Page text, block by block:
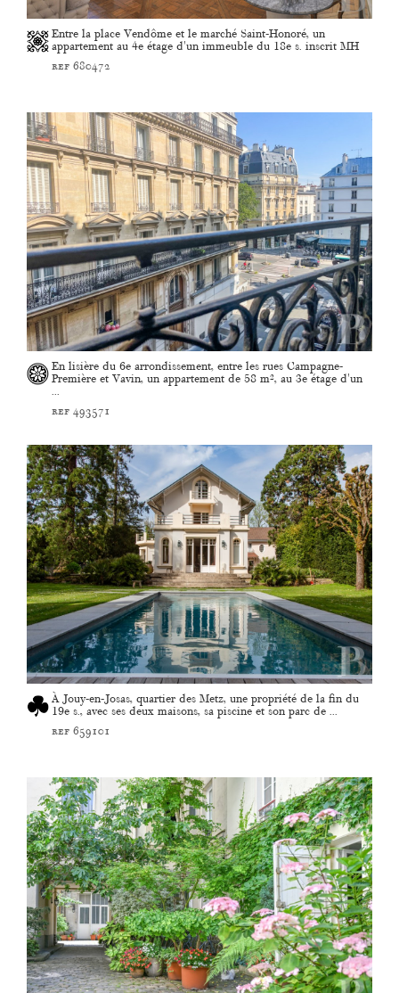
Entre la place Vendôme et le marché Saint-Honoré, un
appartement au 4e étage d'un immeuble du 18e s. inscrit MH
ref 680472
En lisière du 6e arrondissement, entre les rues Campagne-
Première et Vavin, un appartement de 58 m², au 3e étage d'un
ref 493571
À Jouy-en-Josas, quartier des Metz, une propriété de la fin du
19e s., avec ses deux maisons, sa piscine et son parc de ...
ref 659101